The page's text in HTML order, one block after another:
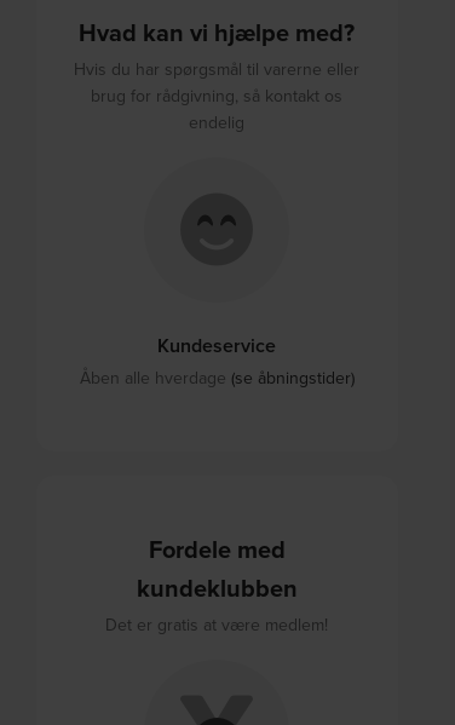
Hvad kan vi hjælpe med?
Hvis du har spørgsmål til varerne eller
brug for rådgivning, så kontakt os
endelig
Kundeservice
Åben alle hverdage (se åbningstider)
Fordele med
kundeklubben
Det er gratis at være medlem!